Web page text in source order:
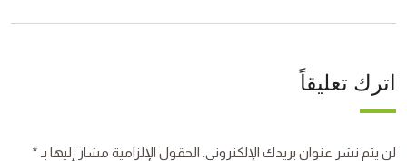
اترك تعليقاً
لن يتم نشر عنوان بريدك الإلكتروني. الحقول الإلزامية مشار إليها بـ *